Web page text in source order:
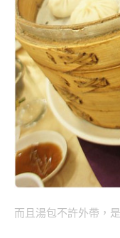
而且湯包不許外帶，